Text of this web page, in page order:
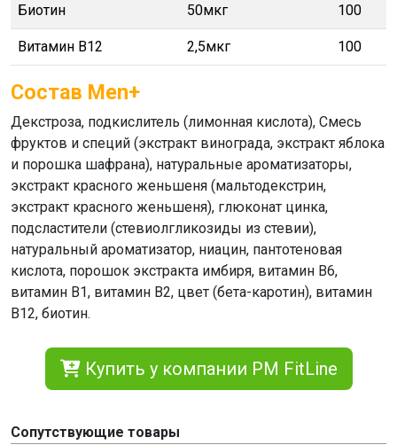
Биотин 50мкг 100
Витамин В12 2,5мкг 100
Состав Men+
Декстроза, подкислитель (лимонная кислота), Смесь
фруктов и специй (экстракт винограда, экстракт яблока
и порошка шафрана), натуральные ароматизаторы,
экстракт красного женьшеня (мальтодекстрин,
экстракт красного женьшеня), глюконат цинка,
подсластители (стевиолгликозиды из стевии),
натуральный ароматизатор, ниацин, пантотеновая
кислота, порошок экстракта имбиря, витамин B6,
витамин B1, витамин B2, цвет (бета-каротин), витамин
B12, биотин.
Купить у компании PM FitLine
Сопутствующие товары